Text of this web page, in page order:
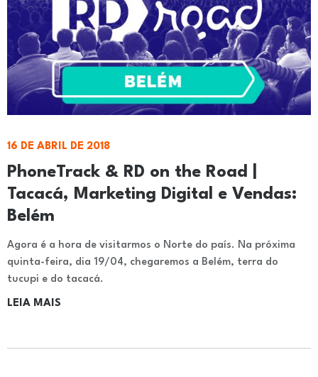
PhoneTrack & RD on the Road |
Tacacá, Marketing Digital e Vendas:
Belém
16 DE ABRIL DE 2018
Agora é a hora de visitarmos o Norte do país. Na próxima
quinta-feira, dia 19/04, chegaremos a Belém, terra do
tucupi e do tacacá.
LEIA MAIS